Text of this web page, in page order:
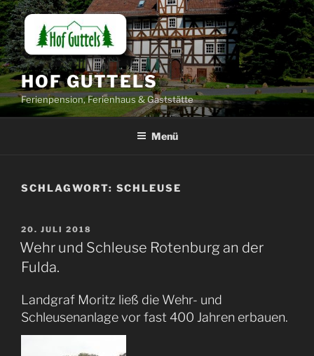
Zum
Inhalt
springen
HOF GUTTELS
Ferienpension, Ferienhaus & Gaststätte
Menü
SCHLAGWORT: SCHLEUSE
VERÖFFENTLICHT
AM
20. JULI 2018
Wehr und Schleuse Rotenburg an der
Fulda.
Landgraf Moritz ließ die Wehr- und
Schleusenanlage vor fast 400 Jahren erbauen.